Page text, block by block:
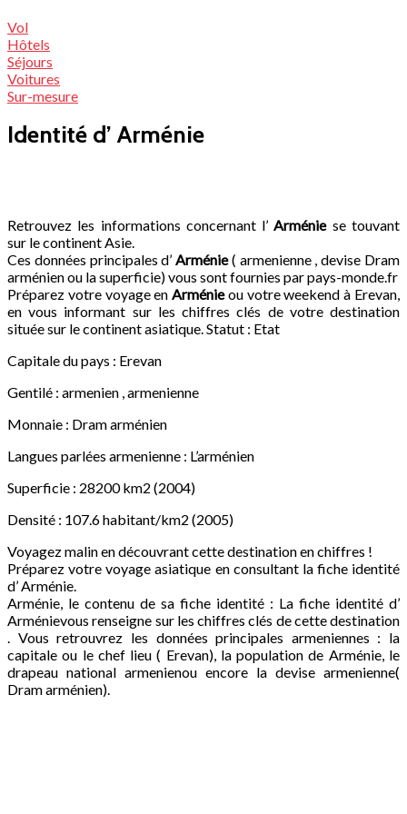
Vol
Hôtels
Séjours
Voitures
Sur-mesure
Identité d’ Arménie
Retrouvez les informations concernant l’Arménie se touvant
sur le continent Asie.
Ces données principales d’ Arménie( armenienne , devise Dram
arménien ou la superficie) vous sont fournies par pays-monde.fr
Préparez votre voyage enArménieou votre weekend à Erevan,
en vous informant sur les chiffres clés de votre destination
située sur le continent asiatique.Statut : Etat
Capitale du pays : Erevan
Gentilé : armenien , armenienne
Monnaie : Dram arménien
Langues parlées armenienne : L’arménien
Superficie : 28200 km2 (2004)
Densité : 107.6 habitant/km2 (2005)
Voyagez malin en découvrant cette destination en chiffres !
Préparez votre voyage asiatique en consultant la fiche identité
d’ Arménie.
Arménie, le contenu de sa fiche identité : La fiche identité d’
Arménievous renseigne sur les chiffres clés de cette destination
. Vous retrouvrez les données principales armeniennes : la
capitale ou le chef lieu ( Erevan), la population de Arménie, le
drapeau national armenienou encore la devise armenienne(
Dram arménien).